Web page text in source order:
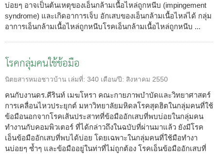
บ่อยๆ อาจเป็นต้นเหตุของเอ็นกล้ามเนื้อไหล่ถูกหนีบ (impingement
syndrome) และเกิดอาการเจ็บ อักเสบของเอ็นกล้ามเนื้อไหล่ได้ กลุ่ม
อาการเอ็นกล้ามเนื้อไหล่ถูกหนีบโรคเอ็นกล้ามเนื้อไหล่ถูกหนีบ ...
โรคกลุ่มคนใช้ข้อมือ
นิตยสารหมอชาวบ้าน เล่มที่: 340 เดือน/ปี: สิงหาคม 2550
คนกับงานดร.คีรินท์ เมฆโหรา คณะกายภาพบำบัดและวิทยาศาสตร์
การเคลื่อนไหวประยุกต์ มหาวิทยาลัยมหิดลโรคสุดฮิตในกลุ่มคนที่ใช้
ข้อมือนอกจากโรคเส้นประสาทที่ข้อมืออักเสบที่พบบ่อยในกลุ่มคน
ทำงานกับคอมพิวเตอร์ ที่ได้กล่าวถึงในฉบับที่ผ่านมาแล้ว ยังมีโรค
เอ็นข้อมืออักเสบที่พบได้บ่อย โดยเฉพาะในกลุ่มคนที่ใช้มือทำงา
นบ่อยๆ ซ้ำๆ และข้อมืออยู่ในท่าที่ไม่ถูกต้อง โรคเอ็นข้อมืออักเสบที่